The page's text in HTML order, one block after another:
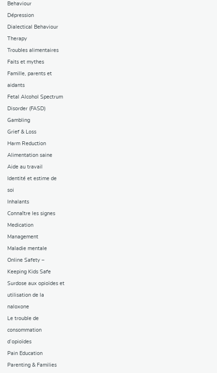
Behaviour
Dépression
Dialectical Behaviour
Therapy
Troubles alimentaires
Faits et mythes
Famille, parents et
aidants
Fetal Alcohol Spectrum
Disorder (FASD)
Gambling
Grief & Loss
Harm Reduction
Alimentation saine
Aide au travail
Identité et estime de
soi
Inhalants
Connaître les signes
Medication
Management
Maladie mentale
Online Safety –
Keeping Kids Safe
Surdose aux opioïdes et
utilisation de la
naloxone
Le trouble de
consommation
d’opioïdes
Pain Education
Parenting & Families